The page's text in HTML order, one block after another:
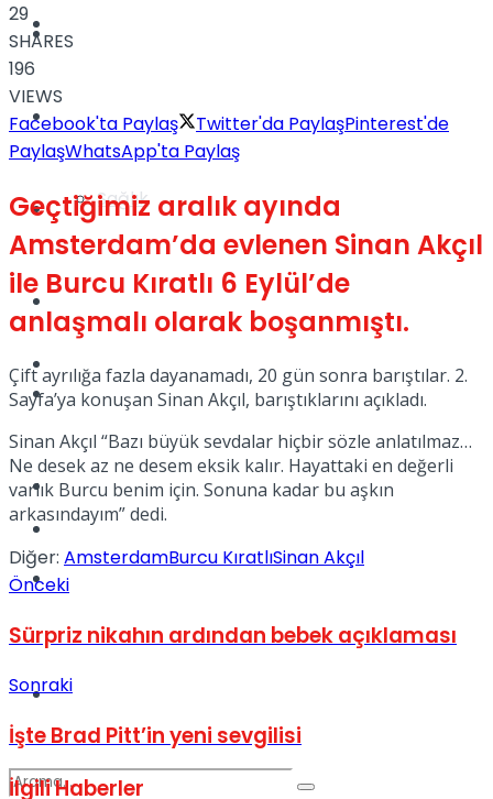
Yaşam
Sağlık
TV
Kadınca
Dünya
Türkiye
Müzik
Sinema
Tatil
Spor
Podcast
29
SHARES
196
VIEWS
Facebook'ta Paylaş
Twitter'da PaylaşPinterest'de
PaylaşWhatsApp'ta Paylaş
Geçtiğimiz aralık ayında
Amsterdam’da evlenen Sinan Akçıl
ile Burcu Kıratlı 6 Eylül’de
anlaşmalı olarak boşanmıştı.
Çift ayrılığa fazla dayanamadı, 20 gün sonra barıştılar. 2.
Sayfa’ya konuşan Sinan Akçıl, barıştıklarını açıkladı.
Sinan Akçıl “Bazı büyük sevdalar hiçbir sözle anlatılmaz…
Ne desek az ne desem eksik kalır. Hayattaki en değerli
varlık Burcu benim için. Sonuna kadar bu aşkın
arkasındayım” dedi.
Diğer: AmsterdamBurcu KıratlıSinan Akçıl
Önceki
Sürpriz nikahın ardından bebek açıklaması
Sonraki
İşte Brad Pitt’in yeni sevgilisi
İlgiliHaberler